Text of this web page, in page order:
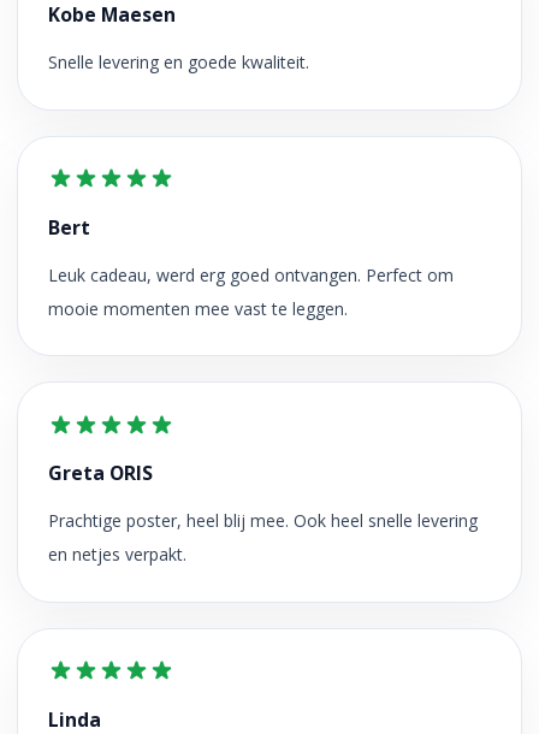
Kobe Maesen
Snelle levering en goede kwaliteit.
Bert
Leuk cadeau, werd erg goed ontvangen. Perfect om
mooie momenten mee vast te leggen.
Greta ORIS
Prachtige poster, heel blij mee. Ook heel snelle levering
en netjes verpakt.
Linda